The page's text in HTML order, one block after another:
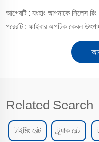
আগেরটি : যংহাং আপনাকে সিলেস রিং বেল্ট
পরেরটি : ফাইবার অপটিক কেবল
Related Search
টাইমিং বেল্ট ট্র্যাক বেল্ট